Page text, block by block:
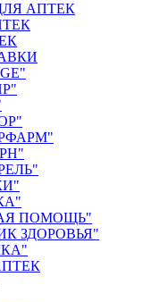
АПТЕК
ПОМОЩЬ"
ЗДОРОВЬЯ"